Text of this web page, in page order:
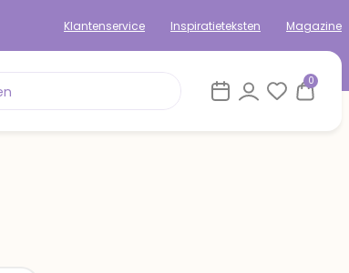
Klantenservice Inspiratieteksten Magazine
0